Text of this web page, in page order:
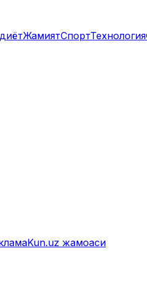
ЖамиятСпортТехнология
Kun.uz жамоаси